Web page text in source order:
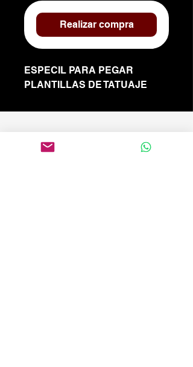
Realizar compra
ESPECIL PARA PEGAR
PLANTILLAS DE TATUAJE